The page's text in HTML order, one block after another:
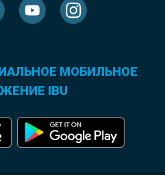
МОБИЛЬНОЕ
IBU